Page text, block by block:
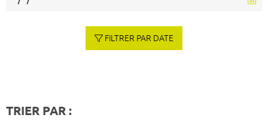
FILTRER PAR DATE
TRIER PAR :